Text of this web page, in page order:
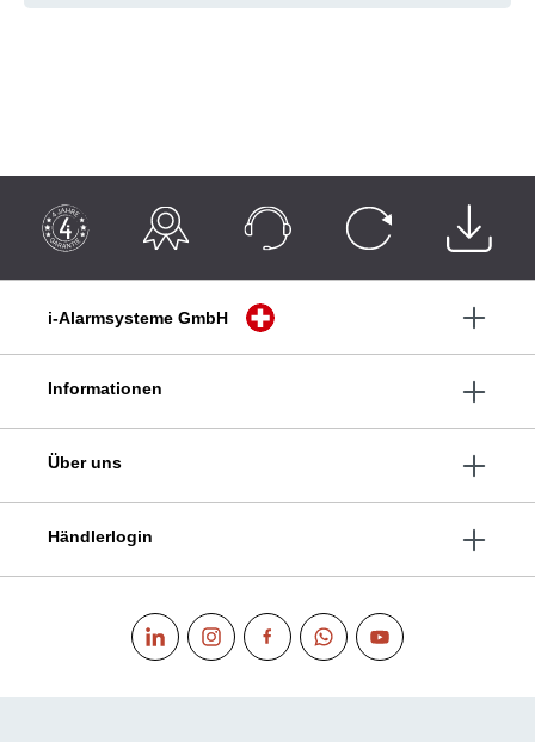
i-Alarmsysteme GmbH
Informationen
Über uns
Händlerlogin